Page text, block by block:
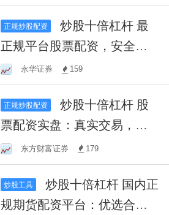
正规炒股配资
炒股十倍杠杆 最
正规平台股票配资，安全可
靠之选！
永华证券 159
正规炒股配资
炒股十倍杠杆 股
票配资实盘：真实交易，放
大收益！
东方财富证券 179
炒股工具
炒股十倍杠杆 国内正
规期货配资平台：优选合规